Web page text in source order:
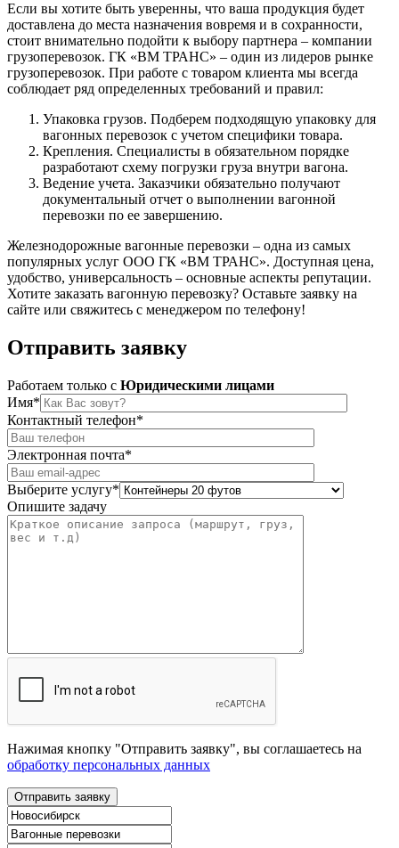
Если вы хотите быть уверенны, что ваша продукция будет
доставлена до места назначения вовремя и в сохранности,
стоит внимательно подойти к выбору партнера – компании
грузоперевозок. ГК «ВМ ТРАНС» – один из лидеров рынке
грузоперевозок. При работе с товаром клиента мы всегда
соблюдает ряд определенных требований и правил:
Упаковка грузов. Подберем подходящую упаковку для
вагонных перевозок с учетом специфики товара.
Крепления. Специалисты в обязательном порядке
разработают схему погрузки груза внутри вагона.
Ведение учета. Заказчики обязательно получают
документальный отчет о выполнении вагонной
перевозки по ее завершению.
Железнодорожные вагонные перевозки – одна из самых
популярных услуг ООО ГК «ВМ ТРАНС». Доступная цена,
удобство, универсальность – основные аспекты репутации.
Хотите заказать вагонную перевозку? Оставьте заявку на
сайте или свяжитесь с менеджером по телефону!
Отправить заявку
Работаем только c Юридическими лицами
Имя*
Контактный телефон*
Электронная почта*
Выберите услугу*
Опишите задачу
Нажимая кнопку "Отправить заявку", вы соглашаетесь на
обработку персональных данных